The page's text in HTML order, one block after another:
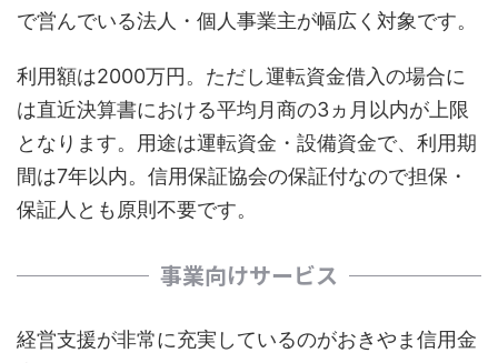
で営んでいる法人・個人事業主が幅広く対象です。
利用額は2000万円。ただし運転資金借入の場合に
は直近決算書における平均月商の3ヵ月以内が上限
となります。用途は運転資金・設備資金で、利用期
間は7年以内。信用保証協会の保証付なので担保・
保証人とも原則不要です。
事業向けサービス
経営支援が非常に充実しているのがおきやま信用金